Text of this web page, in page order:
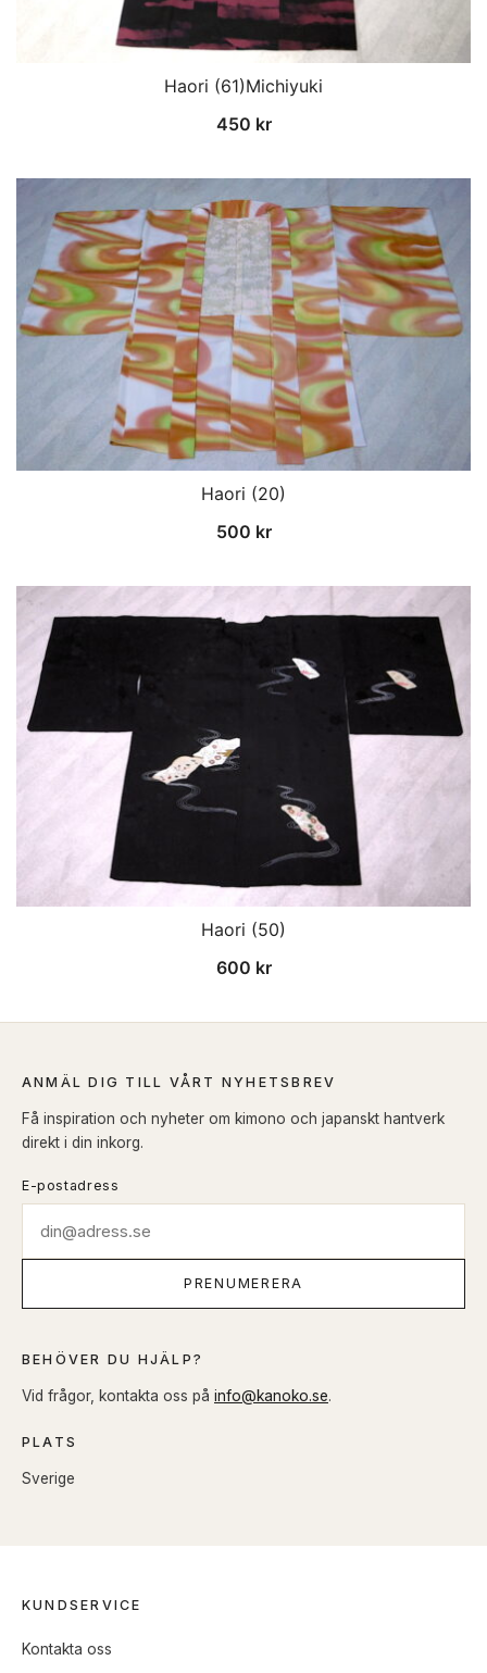
Haori (61)Michiyuki
450 kr
Haori (20)
500 kr
Haori (50)
600 kr
ANMÄL DIG TILL VÅRT NYHETSBREV
Få inspiration och nyheter om kimono och japanskt hantverk
direkt i din inkorg.
E-postadress
PRENUMERERA
BEHÖVER DU HJÄLP?
Vid frågor, kontakta oss på info@kanoko.se.
PLATS
Sverige
KUNDSERVICE
Kontakta oss